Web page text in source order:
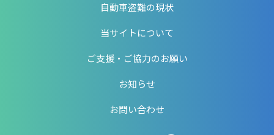
自動車盗難の現状
当サイトについて
ご支援・ご協力のお願い
お知らせ
お問い合わせ